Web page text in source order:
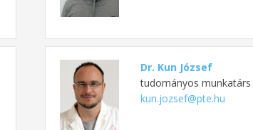
Dr. Kun József
tudományos munkatárs
kun.jozsef@pte.hu